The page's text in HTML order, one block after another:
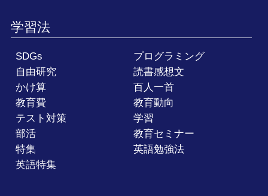
学習法
SDGs
プログラミング
自由研究
読書感想文
かけ算
百人一首
教育費
教育動向
テスト対策
学習
部活
教育セミナー
特集
英語勉強法
英語特集